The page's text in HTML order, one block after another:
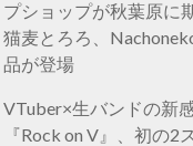
プショップが秋葉原に
猫麦とろろ、
品が登場
VTuber×生バンドの新
『Rock on V』、初の2